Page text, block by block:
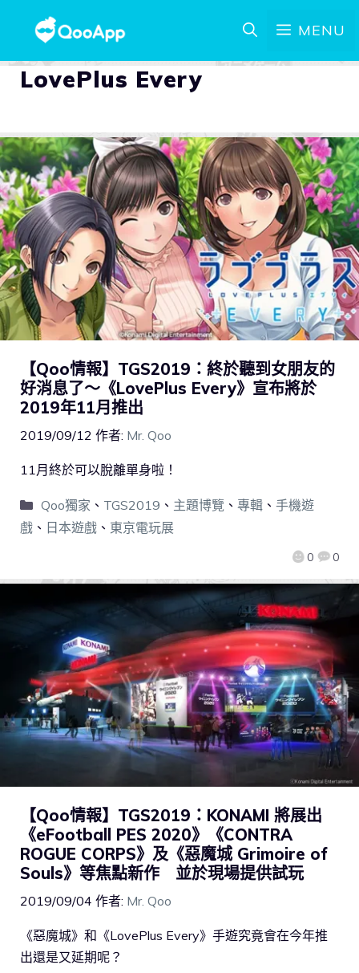
MENU
LovePlus Every
【Qoo情報】TGS2019：終於聽到女朋友的
好消息了～《LovePlus Every》宣布將於
2019年11月推出
2019/09/12 作者: Mr. Qoo
0 0
11月終於可以脫離單身啦！
Qoo獨家 、 TGS2019 、 主題博覽 、 專輯、 手機遊
戲 、 日本遊戲 、 東京電玩展
【Qoo情報】TGS2019：KONAMI 將展出
《eFootball PES 2020》《CONTRA
ROGUE CORPS》及《惡魔城 Grimoire of
Souls》等焦點新作 並於現場提供試玩
2019/09/04 作者: Mr. Qoo
《惡魔城》和《LovePlus Every》手遊究竟會在今年推
出還是又延期呢？